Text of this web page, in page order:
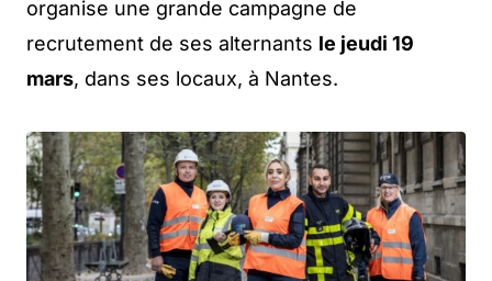
organise une grande campagne de
recrutement de ses alternants le jeudi 19
mars, dans ses locaux, à Nantes.